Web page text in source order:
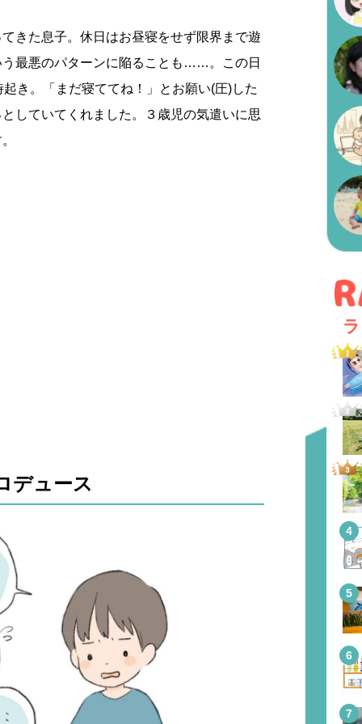
きた息子。休日はお昼寝をせず限界まで遊
最悪のパターンに陥ることも……。この日
き。「まだ寝ててね！」とお願い(圧)した
していてくれました。３歳児の気遣いに思
デュース